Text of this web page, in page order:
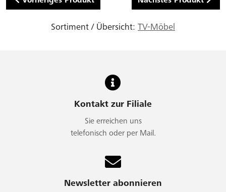
Sortiment / Übersicht: TV-Möbel
Kontakt zur Filiale
Sie erreichen uns
telefonisch oder per Mail.
Newsletter abonnieren